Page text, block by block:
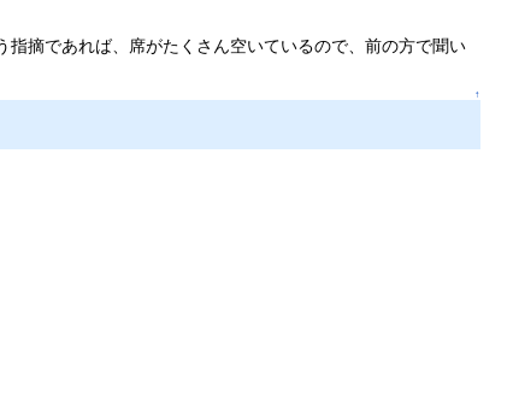
摘であれば、席がたくさん空いているので、前の方で聞い
↑